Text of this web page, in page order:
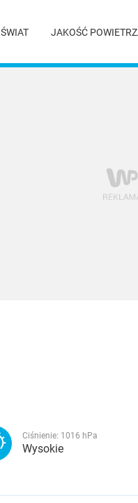
ŚWIAT JAKOŚĆ
Ciśnienie: 1016 hPa
Wysokie